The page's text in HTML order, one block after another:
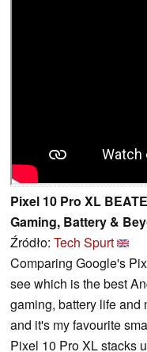
Pixel 10 Pro XL
Gaming, Battery &
Źródło: Tech Spurt
Comparing Google's
see which is the best
gaming, battery life and
and it's my favourite
Pixel 10 Pro XL stacks